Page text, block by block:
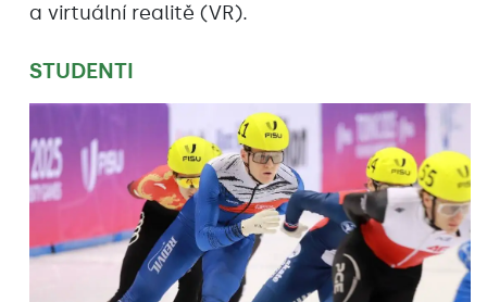
a virtuální realitě (VR).
STUDENTI